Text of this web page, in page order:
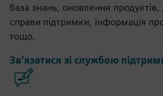
база знань, оновлення продуктів,
справи підтримки, інформація
тощо.
Зв'язатися зі службою